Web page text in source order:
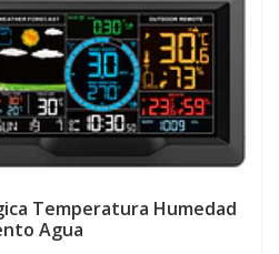
Temperatura Humedad
Agua